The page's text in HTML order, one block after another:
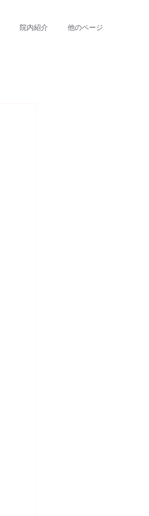
院内紹介 他のページ